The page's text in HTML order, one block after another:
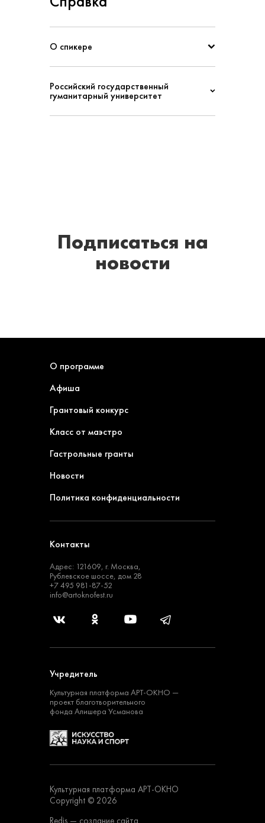
О спикере
Российский государственный
гуманитарный университет
Подписаться на
новости
О программе
Афиша
Грантовый конкурс
Класс от маэстро
Гастрольные гранты
Новости
Политика конфиденциальности
Контакты
Адрес: 121609, г. Москва,
Рублевское шоссе, дом 28
+7 495 981-87-52
info@artoknofest.ru
Учредитель
Культурная платформа АРТ-ОКНО —
проект благотворительного
фонда Алишера Усманова
Культурная платформа АРТ-ОКНО
Copyright © 2026